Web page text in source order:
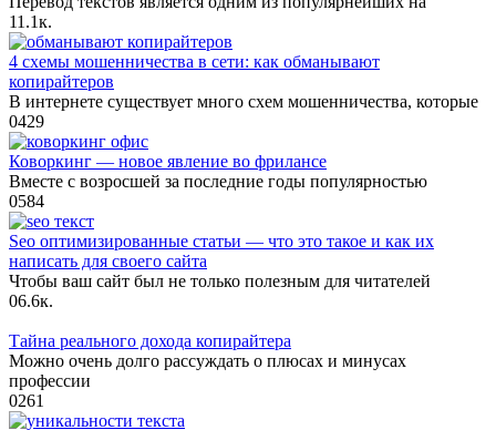
11.1к.
4 схемы мошенничества в сети: как обманывают
копирайтеров
В интернете существует много схем мошенничества, которые
0429
Коворкинг — новое явление во фрилансе
Вместе с возросшей за последние годы популярностью
0584
Seo оптимизированные статьи — что это такое и как их
написать для своего сайта
Чтобы ваш сайт был не только полезным для читателей
06.6к.
Тайна реального дохода копирайтера
Можно очень долго рассуждать о плюсах и минусах
профессии
0261